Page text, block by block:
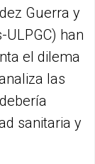
Guerra y
han
el dilema
las
sanitaria y